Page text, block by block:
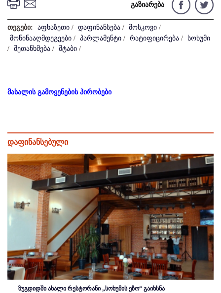
გაზიარება
თეგები: აფხაზეთი / დაფინანსება / მოსკოვი /
მოწინააღმდეგეები / პარლამენტი / რატიფიცირება / სოხუმი
/ შეთანხმება / შტაბი /
მასალის გამოყენების პირობები
დაფინანსებული
ზუგდიდში ახალი რესტორანი „სოხუმის ეზო“ გაიხსნა